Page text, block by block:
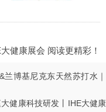
健康展会 阅读更精彩！
兰博基尼克东天然苏打水｜
健康科技研发丨IHE大健康